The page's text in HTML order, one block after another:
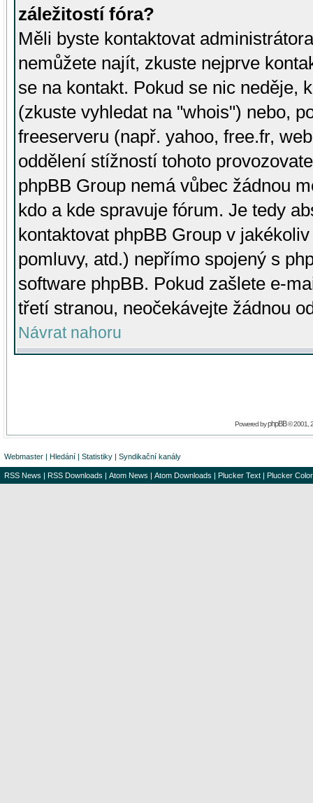
záležitostí fóra?
Měli byste kontaktovat
nemůžete najít, zkuste nejprve
se na kontakt. Pokud se nic neděje,
(zkuste vyhledat na "whois") nebo,
freeserveru (např. yahoo, free.fr,
oddělení stížností tohoto
phpBB Group nemá vůbec žádnou
kdo a kde spravuje fórum. Je tedy
kontaktovat phpBB Group v
pomluvy, atd.) nepřímo spojený s
software phpBB. Pokud zašlete e-
třetí stranou, neočekávejte žádnou
Návrat nahoru
Powered byphpBB© 2001,
Webmaster | Hledání | Statistiky | Syndikační kanály
RSS News | RSS Downloads | Atom News | Atom Downloads | Plucker Text | Plucker Color